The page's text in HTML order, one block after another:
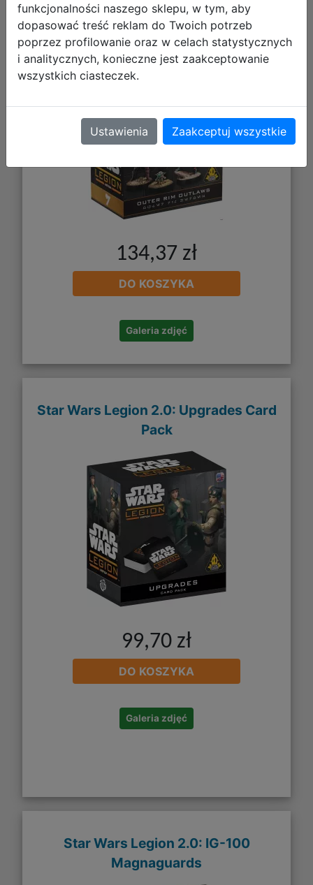
134,37 zł
DO KOSZYKA
Galeria zdjęć
Star Wars Legion 2.0: Upgrades Card
Pack
99,70 zł
DO KOSZYKA
Galeria zdjęć
Star Wars Legion 2.0: IG-100
Magnaguards
funkcjonalności naszego sklepu, w tym, aby
dopasować treść reklam do Twoich potrzeb
poprzez profilowanie oraz w celach statystycznych
i analitycznych, konieczne jest zaakceptowanie
wszystkich ciasteczek.
Ustawienia Zaakceptuj wszystkie